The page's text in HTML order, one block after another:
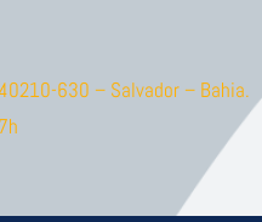
630 – Salvador – Bahia.